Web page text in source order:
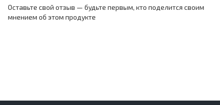
Оставьте свой отзыв — будьте первым, кто поделится своим
мнением об этом продукте